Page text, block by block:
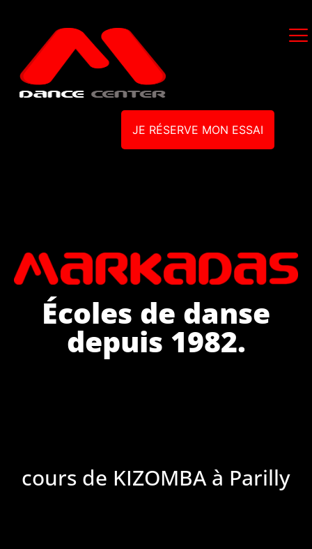
JE RÉSERVE MON ESSAI
Écoles de danse
depuis 1982.
cours de KIZOMBA à Parilly